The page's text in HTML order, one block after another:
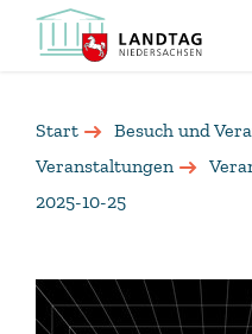
Start
Besuch und
Veranstaltungen
2025-10-25